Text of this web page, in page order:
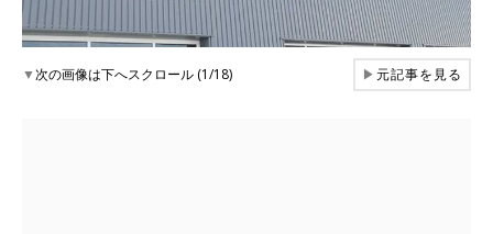
▼次の画像は下へスクロール (1/18) ▶元記事を見る